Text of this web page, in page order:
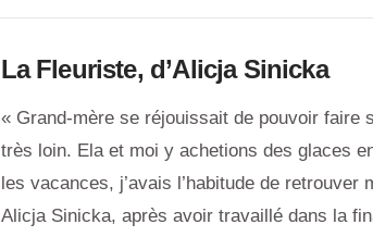
La Fleuriste, d’Alicja Sinicka
« Grand-mère se réjouissait de pouvoir faire
très loin. Ela et moi y achetions des glaces
les vacances, j’avais l’habitude de retrouver
Alicja Sinicka, après avoir travaillé dans la